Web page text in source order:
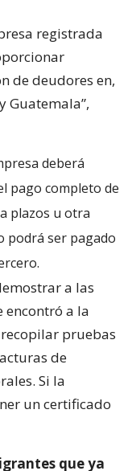
registrada
de deudores en,
Guatemala”,
deberá
pago completo de
plazos u otra
podrá ser pagado
a las
encontró a la
pruebas
de
Si la
un certificado
que ya